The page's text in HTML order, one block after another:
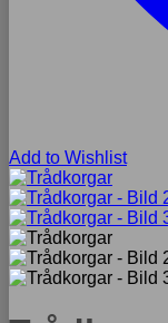
Add to Wishlist